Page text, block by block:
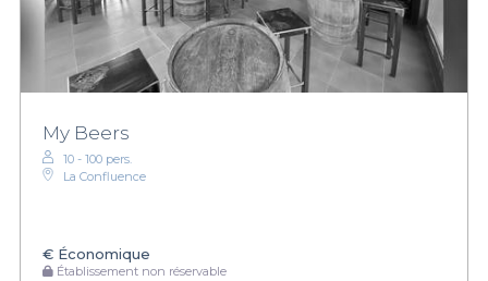
My Beers
10 - 100 pers.
La Confluence
€ Économique
Établissement non réservable